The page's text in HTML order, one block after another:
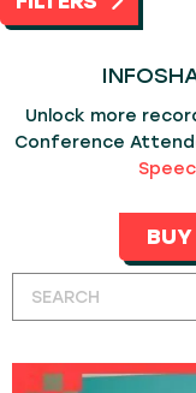
Unlock more
Conference